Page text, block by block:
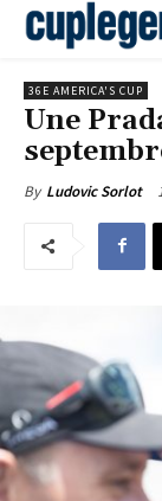
36E AMERICA'S CUP
Une
By Ludovic Sorlot